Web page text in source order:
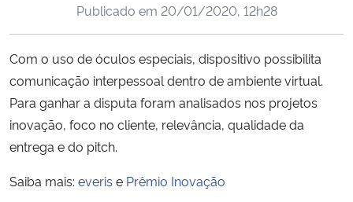
Ministério da Cidadania
Ministério de Minas e Energia
Ministério da Ciência, Tecnologia, Inovações e Comunicações
Ministério do Meio Ambiente
Publicado em 20/01/2020, 12h28
Com o uso de óculos especiais, dispositivo possibilita
comunicação interpessoal dentro de ambiente virtual.
Para ganhar a disputa foram analisados nos projetos
inovação, foco no cliente, relevância, qualidade da
entrega e do pitch.
Saiba mais: everis e Prêmio Inovação